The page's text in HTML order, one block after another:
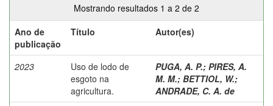
Mostrando resultados 1 a 2 de 2
Ano de
publicação
Título Autor(es)
2023
Uso de lodo de
esgoto na
agricultura.
PUGA, A. P.; PIRES, A.
M. M.; BETTIOL, W.;
ANDRADE, C. A. de